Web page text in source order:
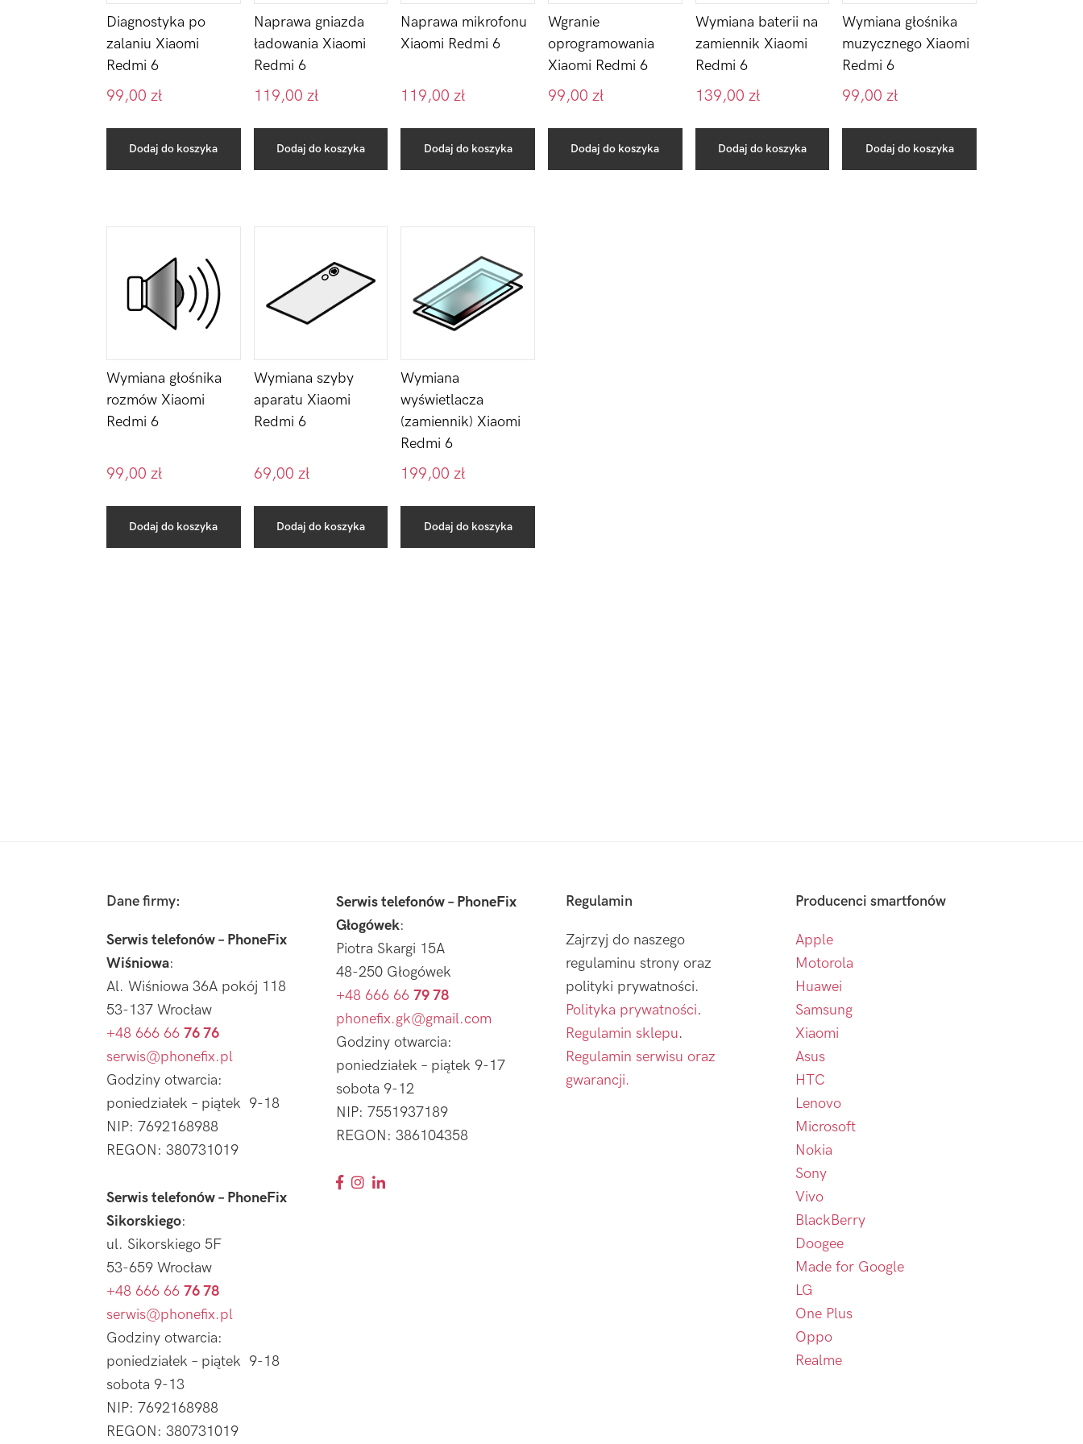
Diagnostyka po
zalaniu Xiaomi
Redmi 6
99,00 zł
Dodaj do koszyka
Naprawa gniazda
ładowania Xiaomi
Redmi 6
119,00 zł
Dodaj do koszyka
Naprawa mikrofonu
Xiaomi Redmi 6
119,00zł
Dodaj do koszyka
Wgranie
oprogramowania
Xiaomi Redmi 6
99,00 zł
Dodaj do koszyka
Wymiana baterii na
zamiennik Xiaomi
Redmi 6
139,00 zł
Dodaj do koszyka
Wymiana głośnika
muzycznego Xiaomi
Redmi 6
99,00zł
Dodaj do koszyka
Wymiana głośnika
rozmów Xiaomi
Redmi 6
99,00 zł
Dodaj do koszyka
Wymiana szyby
aparatu Xiaomi
Redmi 6
69,00 zł
Dodaj do koszyka
Wymiana
wyświetlacza
(zamiennik) Xiaomi
Redmi 6
199,00zł
Dodaj do koszyka
Dane firmy:
Serwis telefonów – PhoneFix
Wiśniowa:
Al. Wiśniowa 36A pokój 118
53-137 Wrocław
+48 666 66 76 76
serwis@phonefix.pl
Godziny otwarcia:
poniedziałek – piątek 9-18
NIP: 7692168988
REGON: 380731019
Serwis telefonów – PhoneFix
Sikorskiego:
ul. Sikorskiego 5F
53-659 Wrocław
+48 666 66 76 78
serwis@phonefix.pl
Godziny otwarcia:
poniedziałek – piątek 9-18
sobota 9-13
NIP: 7692168988
REGON: 380731019
Serwis telefonów – PhoneFix
Głogówek:
Piotra Skargi 15A
48-250 Głogówek
+48 666 66 79 78
phonefix.gk@gmail.com
Godziny otwarcia:
poniedziałek – piątek 9-17
sobota 9-12
NIP: 7551937189
REGON: 386104358
Regulamin
Zajrzyj do naszego
regulaminu strony oraz
polityki prywatności.
Polityka prywatności.
Regulamin sklepu.
Regulamin serwisu oraz
gwarancji.
Producenci smartfonów
Apple
Motorola
Huawei
Samsung
Xiaomi
Asus
HTC
Lenovo
Microsoft
Nokia
Sony
Vivo
BlackBerry
Doogee
Made for Google
LG
One Plus
Oppo
Realme